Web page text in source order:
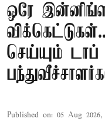
ஒரே
செய்யும்
Published on: 05 Aug